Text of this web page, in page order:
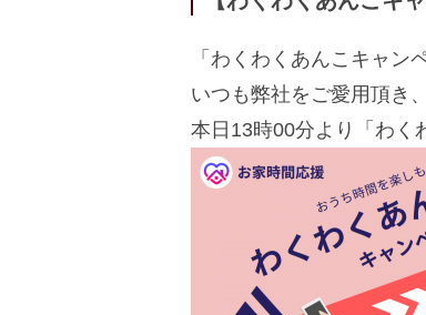
「わくわくあんこキャン
いつも弊社をご愛用頂き
本日13時00分より「わく